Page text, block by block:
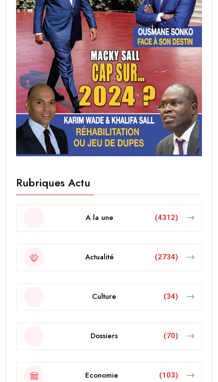
Rubriques Actu
A la une (4312)
Actualité (2734)
Culture (34)
Dossiers (70)
Economie (103)